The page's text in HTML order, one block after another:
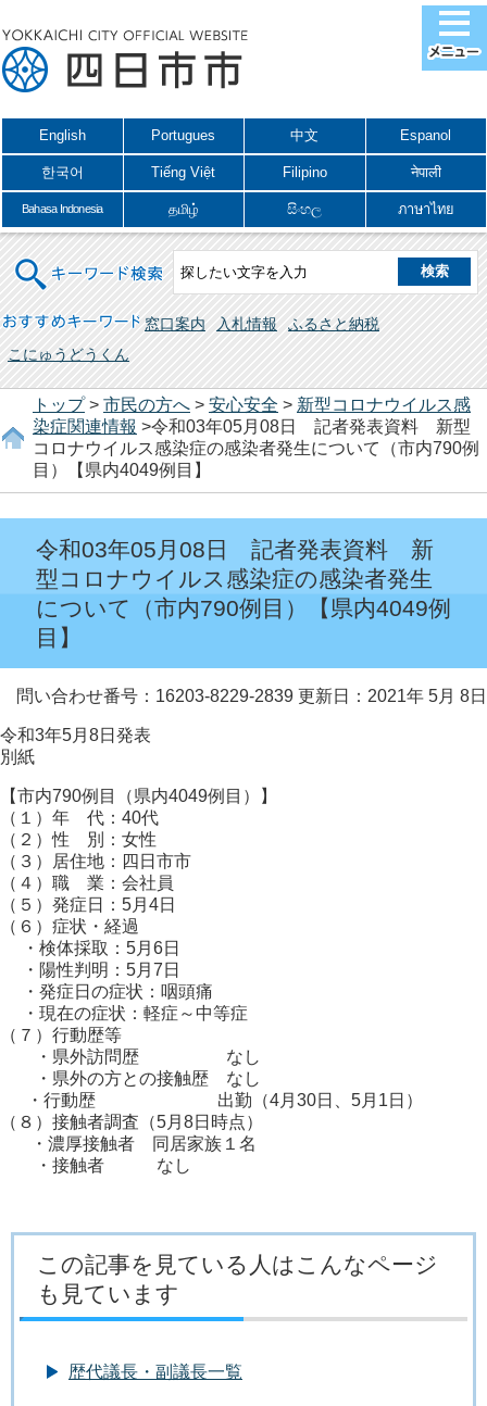
English Portugues 中文 Espanol
한국어 Tiếng Việt Filipino नेपाली
Bahasa Indonesia தமிழ் සිංහල ภาษาไทย
キーワード検索
おすすめキーワード 窓口案内 入札情報
ふるさと納税
こにゅうどうくん
トップ> 市民の方へ > 安心安全 > 新型コロナウイルス感
染症関連情報 >令和03年05月08日 記者発表資料 新型
コロナウイルス感染症の感染者発生について（市内790例
目）【県内4049例目】
令和03年05月08日 記者発表資料 新
型コロナウイルス感染症の感染者発生
について（市内790例目）【県内4049例
目】
問い合わせ番号：16203-8229-2839 更新日：2021年 5月 8日
令和3年5月8日発表
別紙
【市内790例目（県内4049例目）】
（１）年 代：40代
（２）性 別：女性
（３）居住地：四日市市
（４）職 業：会社員
（５）発症日：5月4日
（６）症状・経過
・検体採取：5月6日
・陽性判明：5月7日
・発症日の症状：咽頭痛
・現在の症状：軽症～中等症
（７）行動歴等
・県外訪問歴 なし
・県外の方との接触歴 なし
・行動歴 出勤（4月30日、5月1日）
（８）接触者調査（5月8日時点）
・濃厚接触者 同居家族１名
・接触者 なし
この記事を見ている人はこんなページ
も見ています
歴代議長・副議長一覧